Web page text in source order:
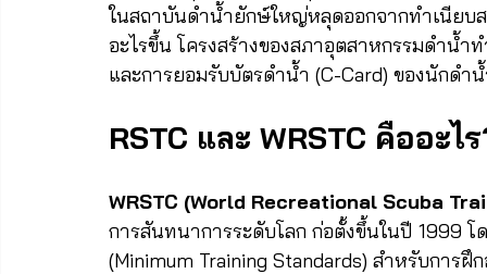
ในสถาบันดำน้ำยักษ์ใหญ่หลุดออกจากทำเนียบ
อะไรขึ้น โครงสร้างของสภาอุตสาหกรรมดำน้ำ
และการยอมรับบัตรดำน้ำ (C-Card) ของนักดำ
RSTC และ WRSTC คืออะ
WRSTC (World Recreational Scuba
การสันทนาการระดับโลก ก่อตั้งขึ้นในปี 1999
(Minimum Training Standards) สำหรับการ